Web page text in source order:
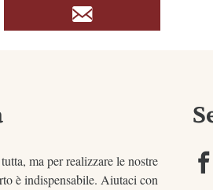
ma per realizzare le nostre
è indispensabile. Aiutaci con